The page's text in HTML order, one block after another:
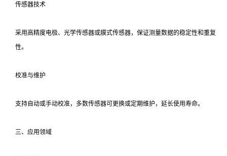
传感器技术
采用高精度电极、光学传感器或膜式传感器，保证测量数据的稳定性和重复
性。
校准与维护
支持自动或手动校准，多数传感器可更换或定期维护，延长使用寿命。
三、应用领域